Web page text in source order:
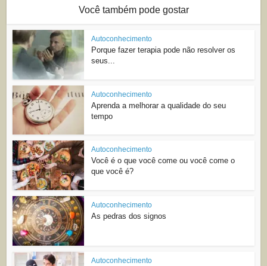
Você também pode gostar
Autoconhecimento
Porque fazer terapia pode não resolver os
seus...
Autoconhecimento
Aprenda a melhorar a qualidade do seu
tempo
Autoconhecimento
Você é o que você come ou você come o
que você é?
Autoconhecimento
As pedras dos signos
Autoconhecimento